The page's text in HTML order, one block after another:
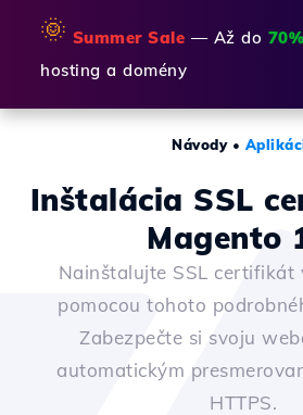
🌞 Summer Sale — Až do
hosting a domény
Návody•
Inštalácia SSL
Magento
Nainštalujte SSL certifikát
pomocou tohoto
Zabezpečte si svoju
automatickým
HTTPS.